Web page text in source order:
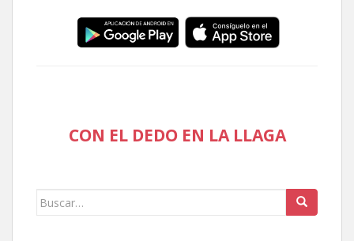
CON EL DEDO EN LA LLAGA
Buscar: